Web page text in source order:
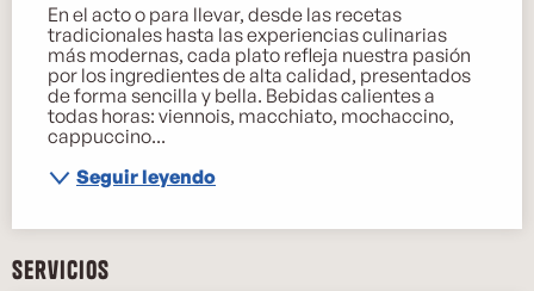
En el acto o para llevar, desde las recetas
tradicionales hasta las experiencias culinarias
más modernas, cada plato refleja nuestra pasión
por los ingredientes de alta calidad, presentados
de forma sencilla y bella. Bebidas calientes a
todas horas: viennois, macchiato, mochaccino,
cappuccino...
Seguir leyendo
Servicios